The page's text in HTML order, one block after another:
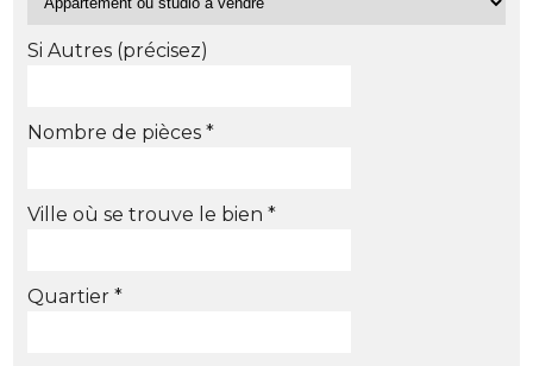
Si Autres (précisez)
Nombre de pièces *
Ville où se trouve le bien *
Quartier *